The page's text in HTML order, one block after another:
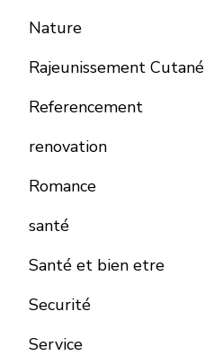
Nature
Rajeunissement Cutané
Referencement
renovation
Romance
santé
Santé et bien etre
Securité
Service